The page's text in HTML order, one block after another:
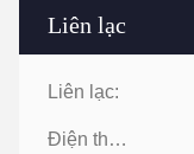
Liên lạc
Liên lạc:
Điện thoại: